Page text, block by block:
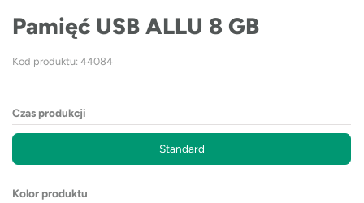
Pamięć USB ALLU 8 GB
Kod produktu: 44084
Czas produkcji
Standard
Kolor produktu